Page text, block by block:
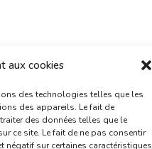
aux cookies
des technologies telles que les
des appareils. Le fait de
des données telles que le
ce site. Le fait de ne pas consentir
négatif sur certaines caractéristiques